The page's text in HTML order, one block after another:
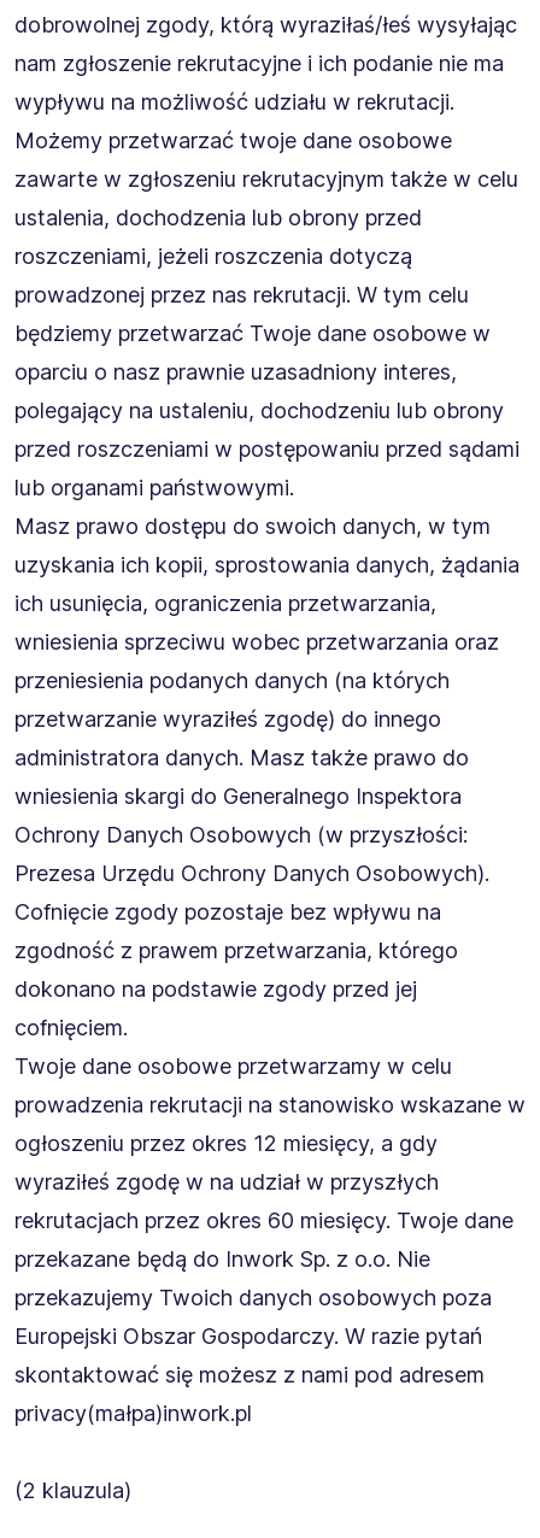
dobrowolnej zgody, którą wyraziłaś/łeś wysyłając
nam zgłoszenie rekrutacyjne i ich podanie nie ma
wypływu na możliwość udziału w rekrutacji.
Możemy przetwarzać twoje dane osobowe
zawarte w zgłoszeniu rekrutacyjnym także w celu
ustalenia, dochodzenia lub obrony przed
roszczeniami, jeżeli roszczenia dotyczą
prowadzonej przez nas rekrutacji. W tym celu
będziemy przetwarzać Twoje dane osobowe w
oparciu o nasz prawnie uzasadniony interes,
polegający na ustaleniu, dochodzeniu lub obrony
przed roszczeniami w postępowaniu przed sądami
lub organami państwowymi.
Masz prawo dostępu do swoich danych, w tym
uzyskania ich kopii, sprostowania danych, żądania
ich usunięcia, ograniczenia przetwarzania,
wniesienia sprzeciwu wobec przetwarzania oraz
przeniesienia podanych danych (na których
przetwarzanie wyraziłeś zgodę) do innego
administratora danych. Masz także prawo do
wniesienia skargi do Generalnego Inspektora
Ochrony Danych Osobowych (w przyszłości:
Prezesa Urzędu Ochrony Danych Osobowych).
Cofnięcie zgody pozostaje bez wpływu na
zgodność z prawem przetwarzania, którego
dokonano na podstawie zgody przed jej
cofnięciem.
Twoje dane osobowe przetwarzamy w celu
prowadzenia rekrutacji na stanowisko wskazane w
ogłoszeniu przez okres 12 miesięcy, a gdy
wyraziłeś zgodę w na udział w przyszłych
rekrutacjach przez okres 60 miesięcy. Twoje dane
przekazane będą do Inwork Sp. z o.o. Nie
przekazujemy Twoich danych osobowych poza
Europejski Obszar Gospodarczy. W razie pytań
skontaktować się możesz z nami pod adresem
privacy(małpa)inwork.pl
(2 klauzula)